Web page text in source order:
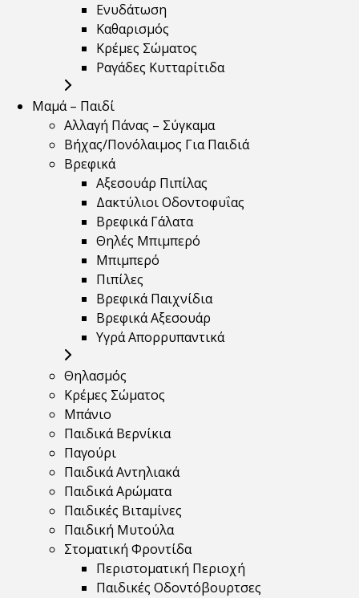
Ενυδάτωση
Καθαρισμός
Κρέμες Σώματος
Ραγάδες Κυτταρίτιδα
Μαμά – Παιδί
Αλλαγή Πάνας – Σύγκαμα
Βήχας/Πονόλαιμος Για Παιδιά
Βρεφικά
Αξεσουάρ Πιπίλας
Δακτύλιοι Οδοντοφυΐας
Βρεφικά Γάλατα
Θηλές Μπιμπερό
Μπιμπερό
Πιπίλες
Βρεφικά Παιχνίδια
Βρεφικά Αξεσουάρ
Υγρά Απορρυπαντικά
Θηλασμός
Κρέμες Σώματος
Μπάνιο
Παιδικά Βερνίκια
Παγούρι
Παιδικά Αντηλιακά
Παιδικά Αρώματα
Παιδικές Βιταμίνες
Παιδική Μυτούλα
Στοματική Φροντίδα
Περιστοματική Περιοχή
Παιδικές Οδοντόβουρτσες